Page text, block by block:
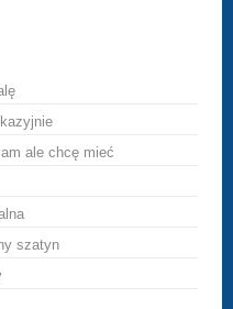
ale chcę mieć
szatyn